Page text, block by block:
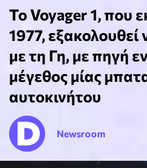
Το Voyager 1, που
1977, εξακολουθεί
με τη Γη, με πηγή
μέγεθος μίας
αυτοκινήτου
Newsroom